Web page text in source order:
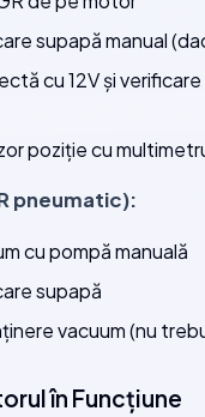
supapă manual
cu 12V și
poziție cu
pneumatic):
cu pompă manuală
supapă
vacuum (nu
în Funcțiune